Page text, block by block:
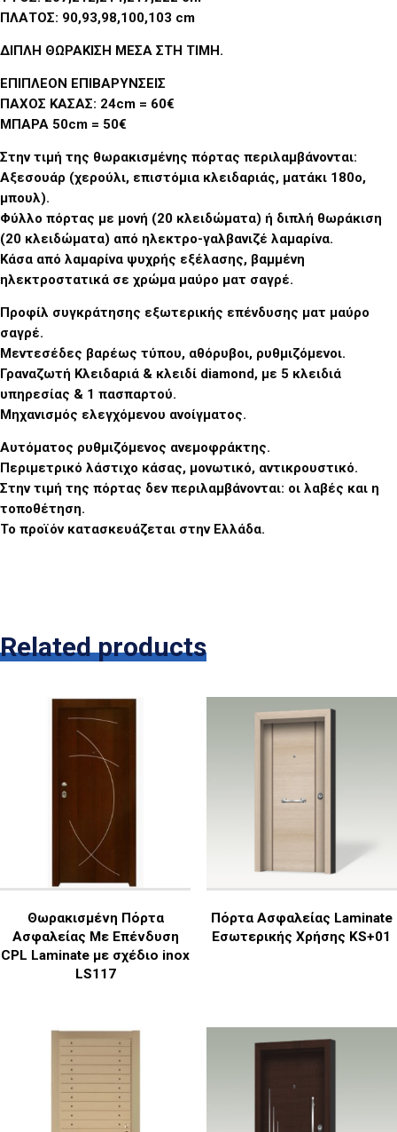
ΠΛΑΤΟΣ: 90,93,98,100,103 cm
ΔΙΠΛΗ ΘΩΡΑΚΙΣΗ ΜΕΣΑ ΣΤΗ ΤΙΜΗ.
ΕΠΙΠΛΕΟΝ ΕΠΙΒΑΡΥΝΣΕΙΣ
ΠΑΧΟΣ ΚΑΣΑΣ: 24cm = 60€
ΜΠΑΡΑ 50cm = 50€
Στην τιμή της θωρακισμένης πόρτας περιλαμβάνονται:
Αξεσουάρ (χερούλι, επιστόμια κλειδαριάς, ματάκι 180ο,
μπουλ).
Φύλλο πόρτας με μονή (20 κλειδώματα) ή διπλή θωράκιση
(20 κλειδώματα) από ηλεκτρο-γαλβανιζέ λαμαρίνα.
Κάσα από λαμαρίνα ψυχρής εξέλασης, βαμμένη
ηλεκτροστατικά σε χρώμα μαύρο ματ σαγρέ.
Προφίλ συγκράτησης εξωτερικής επένδυσης ματ μαύρο
σαγρέ.
Μεντεσέδες βαρέως τύπου, αθόρυβοι, ρυθμιζόμενοι.
Γραναζωτή Κλειδαριά & κλειδί diamond, με 5 κλειδιά
υπηρεσίας & 1 πασπαρτού.
Μηχανισμός ελεγχόμενου ανοίγματος.
Αυτόματος ρυθμιζόμενος ανεμοφράκτης.
Περιμετρικό λάστιχο κάσας, μονωτικό, αντικρουστικό.
Στην τιμή της πόρτας δεν περιλαμβάνονται: οι λαβές και η
τοποθέτηση.
Το προϊόν κατασκευάζεται στην Ελλάδα.
Related products
Θωρακισμένη Πόρτα
Ασφαλείας Με Επένδυση
CPL Laminate με σχέδιο inox
LS117
Πόρτα Ασφαλείας Laminate
Εσωτερικής Χρήσης KS+01